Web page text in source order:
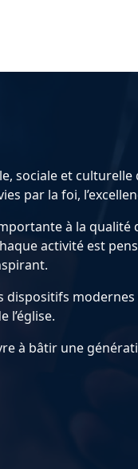
sociale et culturelle
par la foi,
à la qualité
activité est
dispositifs
l’église.
à bâtir une